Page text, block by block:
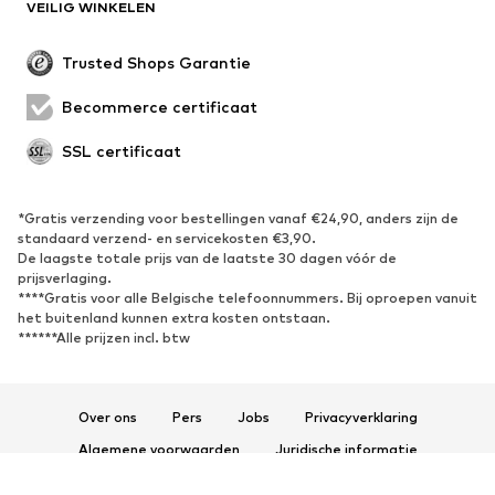
VEILIG WINKELEN
Trusted Shops Garantie
Becommerce certificaat
SSL certificaat
*Gratis verzending voor bestellingen vanaf €24,90, anders zijn de
standaard verzend- en servicekosten €3,90.
De laagste totale prijs van de laatste 30 dagen vóór de
prijsverlaging.
****Gratis voor alle Belgische telefoonnummers. Bij oproepen vanuit
het buitenland kunnen extra kosten ontstaan.
******Alle prijzen incl. btw
Over ons Pers Jobs
Privacyverklaring
Algemene voorwaarden
Juridische informatie